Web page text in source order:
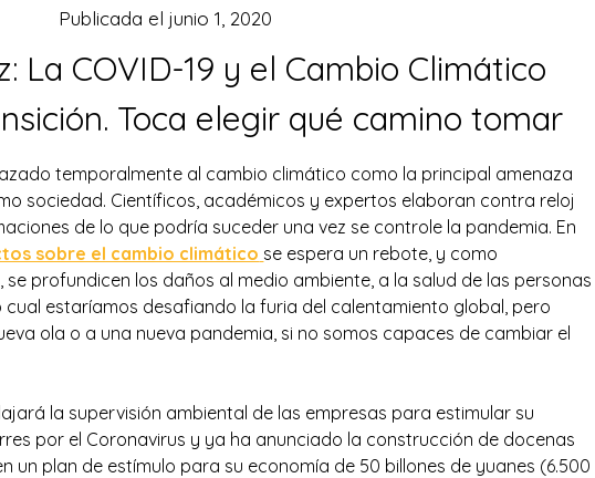
La COVID-19 y el Cambio Climático
Toca elegir qué camino tomar
Publicada el junio 1, 2020
temporalmente al cambio climático como la principal amenaza
sociedad. Científicos, académicos y expertos elaboran contra reloj
de lo que podría suceder una vez se controle la pandemia. En
sobre el cambio climático se espera un rebote, y como
se profundicen los daños al medio ambiente, a la salud de las personas
cual estaríamos desafiando la furia del calentamiento global, pero
ola o a una nueva pandemia, si no somos capaces de cambiar el
la supervisión ambiental de las empresas para estimular su
por el Coronavirus y ya ha anunciado la construcción de docenas
un plan de estímulo para su economía de 50 billones de yuanes (6.500